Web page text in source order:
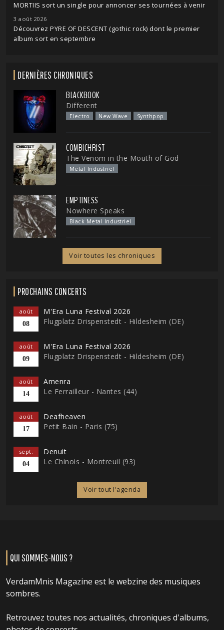
MORTIIS sort un single pour annoncer ses tournées à venir
3 août 2026
Découvrez PYRE OF DESCENT (gothic rock) dont le premier
album sort en septembre
DERNIÈRES CHRONIQUES
BLACKBOOK
Different
Electro New Wave Synthpop
COMBICHRIST
The Venom in the Mouth of God
Metal Industriel
EMPTINESS
Nowhere Speaks
Black Metal Industriel
Voir toutes les chroniques
PROCHAINS CONCERTS
août
08
M'Era Luna Festival 2026
Flugplatz Drispenstedt - Hildesheim (DE)
août
09
M'Era Luna Festival 2026
Flugplatz Drispenstedt - Hildesheim (DE)
août
14
Amenra
Le Ferrailleur - Nantes (44)
août
17
Deafheaven
Petit Bain - Paris (75)
sept.
04
Denuit
Le Chinois - Montreuil (93)
Voir tout l'agenda
QUI SOMMES-NOUS ?
VerdamMnis Magazine est le webzine des musiques
sombres.
Retrouvez toutes nos actualités, chroniques d'albums,